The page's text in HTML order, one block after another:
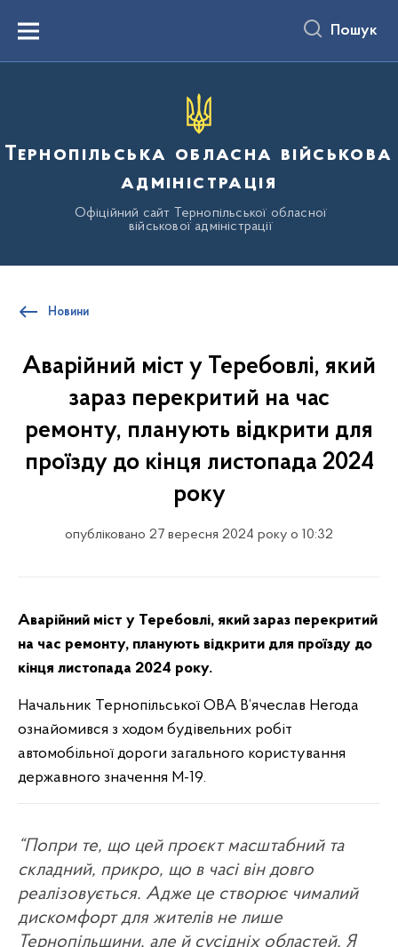
вмістуMenu Пошук
Тернопільська обласна військова
адміністрація
Офіційний сайт Тернопільської обласної
військової адміністрації
Новини
Аварійний міст у Теребовлі, який
зараз перекритий на час
ремонту, планують відкрити для
проїзду до кінця листопада 2024
року
опубліковано 27 вересня 2024 року о 10:32
Аварійний міст у Теребовлі, який зараз перекритий
на час ремонту, планують відкрити для проїзду до
кінця листопада 2024 року.
Начальник Тернопільської ОВА В’ячеслав Негода
ознайомився з ходом будівельних робіт
автомобільної дороги загального користування
державного значення М-19.
“Попри те, що цей проєкт масштабний та
складний, прикро, що в часі він довго
реалізовується. Адже це створює чималий
дискомфорт для жителів не лише
Тернопільщини, але й сусідніх областей. Я